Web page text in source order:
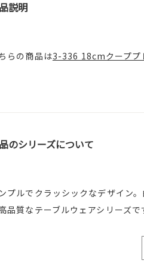
説明
らの商品は3-336 18cmクープ
のシリーズについて
プルでクラッシックなデザイン
品質なテーブルウェアシリーズで